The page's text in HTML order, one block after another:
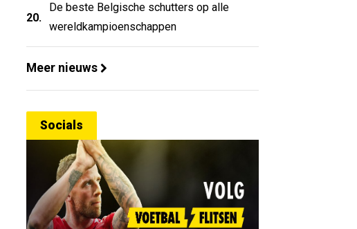
20.
De beste Belgische schutters op alle
wereldkampioenschappen
Meer nieuws
Socials